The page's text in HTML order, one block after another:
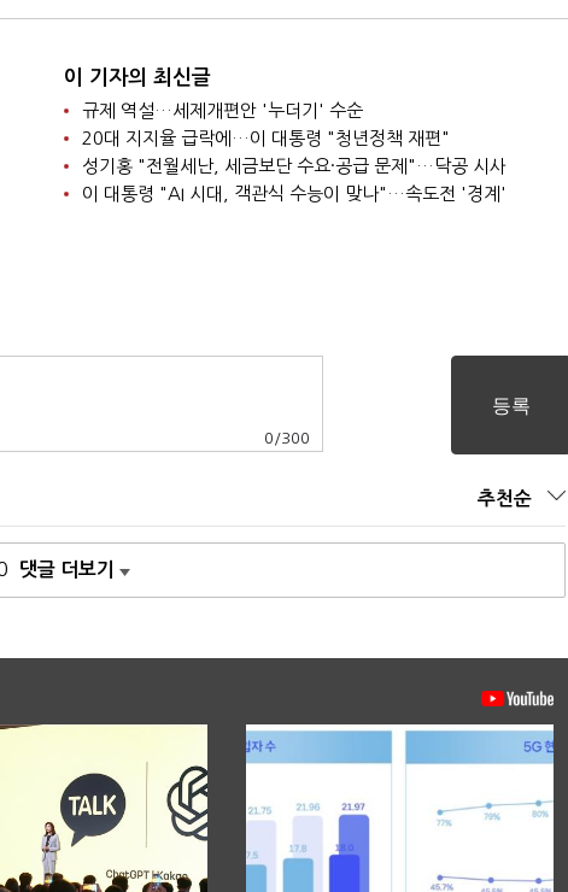
이 기자의 최신글
규제 역설…세제개편안 '누더기' 수순
20대 지지율 급락에…이 대통령 "청년정책 재편"
성기홍 "전월세난, 세금보단 수요·공급 문제"…닥공 시사
이 대통령 "AI 시대, 객관식 수능이 맞나"…속도전 '경계'
0 /300
추천순
댓글 더보기